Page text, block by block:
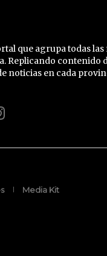
que agrupa todas
Replicando contenido
noticias en cada
Media Kit